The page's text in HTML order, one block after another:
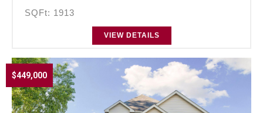
SQFt: 1913
VIEW DETAILS
$449,000